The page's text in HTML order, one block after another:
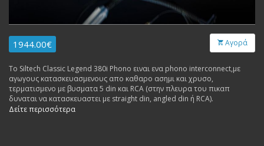
1944.00€ Αγορά
To Siltech Classic Legend 380i Phono ειναι ενα phono interconnect,με
αγωγους κατασκευασμενους απο καθαρο ασημι και χρυσο,
τερματισμενο με βυσματα 5 din και RCA (στην πλευρα του πικαπ
δυναται να κατασκευαστει με straight din, angled din ή RCA).
Δείτε περισσότερα